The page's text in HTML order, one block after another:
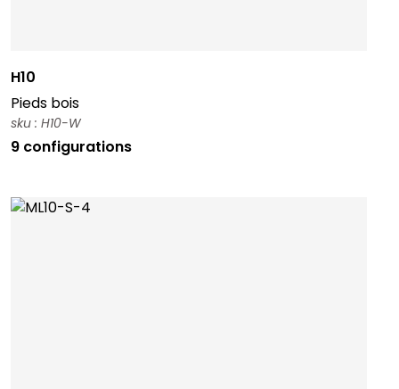
H10
Pieds bois
sku : H10-W
9 configurations